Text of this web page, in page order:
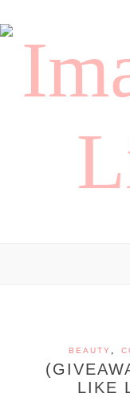
BEAUTY ,
LIKE